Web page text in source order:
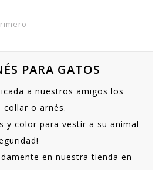
PARA GATOS
a nuestros amigos los
collar o arnés.
y color para vestir a su animal
en nuestra tienda en